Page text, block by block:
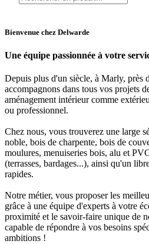
Bienvenue chez Delwarde
Une équipe passionnée à votre
Depuis plus d'un siècle, à Marly, près
accompagnons dans tous vos projets
aménagement intérieur comme
ou professionnel.
Chez nous, vous trouverez une large
noble, bois de charpente, bois de
moulures, menuiseries bois, alu et
(terrasses, bardages...), ainsi qu'un
rapides.
Notre métier, vous proposer les
grâce à une équipe d'experts à votre
proximité et le savoir-faire unique de
capable de répondre à vos besoins
ambitions !